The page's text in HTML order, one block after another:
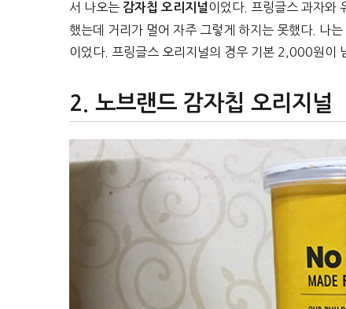
서 나오는 감자칩 오리지널 이었다. 프링글스 과자와
했는데 거리가 멀어 자주 그렇게 하지는 못했다. 나
이었다. 프링글스 오리지널의 경우 기본 2,000원이
노브랜드 감자칩 오리지널